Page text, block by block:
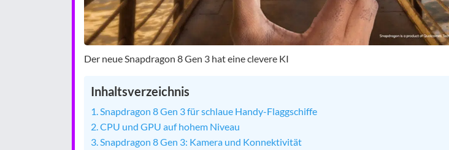
Der neue Snapdragon 8 Gen 3 hat eine clevere KI
Inhaltsverzeichnis
Snapdragon 8 Gen 3 für schlaue Handy-Flaggschiffe
CPU und GPU auf hohem Niveau
Snapdragon 8 Gen 3: Kamera und Konnektivität